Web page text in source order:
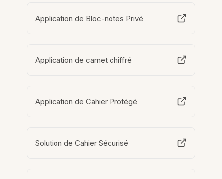
Application de Bloc-notes Privé
Application de carnet chiffré
Application de Cahier Protégé
Solution de Cahier Sécurisé